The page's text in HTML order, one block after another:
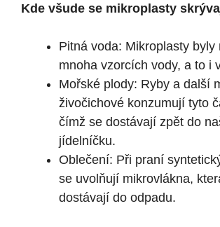
Kde všude se mikroplasty
Pitná voda: Mikroplasty byly
mnoha vzorcích vody, a to i
Mořské plody: Ryby a další
živočichové konzumují tyto
čímž se dostávají zpět do
jídelníčku.
Oblečení: Při praní
se uvolňují mikrovlákna,
dostávají do odpadu.